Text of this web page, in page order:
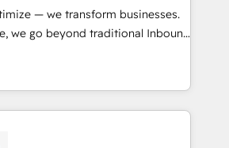
interfaces avec vos logiciels
utilisateurs 🎓
— we transform businesses.
we go beyond traditional Inbound
exclusive methodologies:
Together, they form a powerful
driven success for over 800
Partners, we